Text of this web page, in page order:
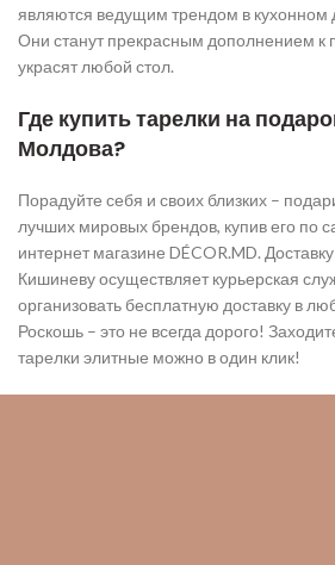
являются ведущим трендом в кухонном
Они станут прекрасным дополнением к
украсят любой стол.
Где купить тарелки на
Молдова?
Порадуйте себя и своих близких –
лучших мировых брендов, купив его по
интернет магазине DÉCOR.MD.
Кишиневу осуществляет курьерская
организовать бесплатную доставку в
Роскошь – это не всегда дорого!
тарелки элитные можно в один клик!